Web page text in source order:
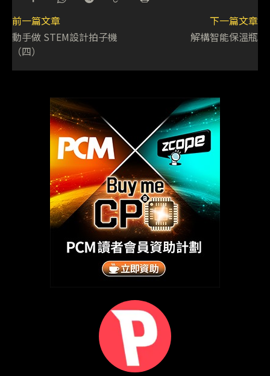
前一篇文章
動手做 STEM設計拍子機
（四）
下一篇文章
解構智能保溫瓶